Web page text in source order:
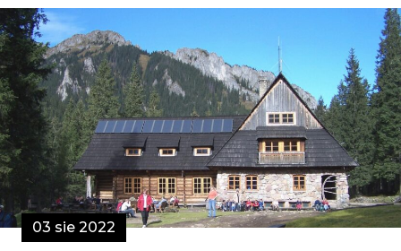
03 sie 2022